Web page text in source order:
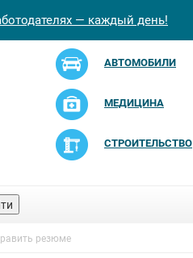
— каждый день!
АВТОМОБИЛИ
МЕДИЦИНА
СТРОИТЕЛЬСТВО
резюме